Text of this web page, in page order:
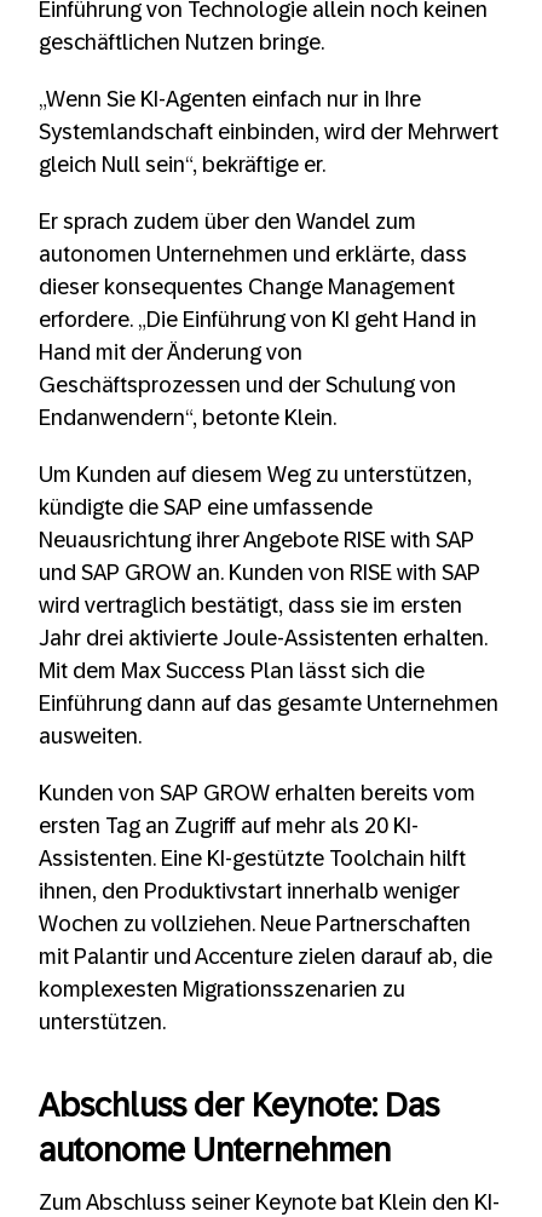
Einführung von Technologie allein noch keinen
geschäftlichen Nutzen bringe.
„Wenn Sie KI-Agenten einfach nur in Ihre
Systemlandschaft einbinden, wird der Mehrwert
gleich Null sein“, bekräftige er.
Er sprach zudem über den Wandel zum
autonomen Unternehmen und erklärte, dass
dieser konsequentes Change Management
erfordere. „Die Einführung von KI geht Hand in
Hand mit der Änderung von
Geschäftsprozessen und der Schulung von
Endanwendern“, betonte Klein.
Um Kunden auf diesem Weg zu unterstützen,
kündigte die SAP eine umfassende
Neuausrichtung ihrer Angebote RISE with SAP
und SAP GROW an. Kunden von RISE with SAP
wird vertraglich bestätigt, dass sie im ersten
Jahr drei aktivierte Joule-Assistenten erhalten.
Mit dem Max Success Plan lässt sich die
Einführung dann auf das gesamte Unternehmen
ausweiten.
Kunden von SAP GROW erhalten bereits vom
ersten Tag an Zugriff auf mehr als 20 KI-
Assistenten. Eine KI-gestützte Toolchain hilft
ihnen, den Produktivstart innerhalb weniger
Wochen zu vollziehen. Neue Partnerschaften
mit Palantir und Accenture zielen darauf ab, die
komplexesten Migrationsszenarien zu
unterstützen.
Abschluss der Keynote: Das
autonome Unternehmen
Zum Abschluss seiner Keynote bat Klein den KI-